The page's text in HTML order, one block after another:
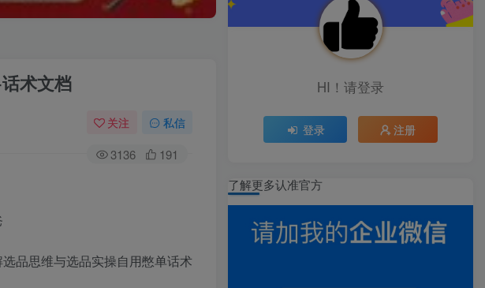
术文档
关注 私信
3136 191
品思维与选品实操自用憋单话术
HI！请登录
登录 注册
了解更多认准官方